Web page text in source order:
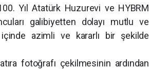
Yıl Atatürk Huzurevi ve HYBRM
galibiyetten dolayı mutlu ve
içinde azimli ve kararlı bir şekilde
fotoğrafı çekilmesinin ardından